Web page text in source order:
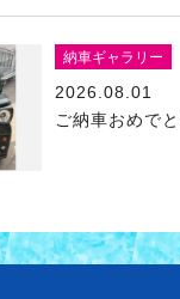
納車ギャラリー
2026.08.01
ご納車おめで